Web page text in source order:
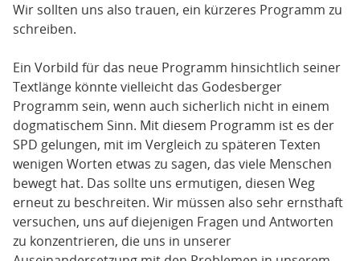
Wir sollten uns also trauen, ein kürzeres Programm zu
schreiben.
Ein Vorbild für das neue Programm hinsichtlich seiner
Textlänge könnte vielleicht das Godesberger
Programm sein, wenn auch sicherlich nicht in einem
dogmatischem Sinn. Mit diesem Programm ist es der
SPD gelungen, mit im Vergleich zu späteren Texten
wenigen Worten etwas zu sagen, das viele Menschen
bewegt hat. Das sollte uns ermutigen, diesen Weg
erneut zu beschreiten. Wir müssen also sehr ernsthaft
versuchen, uns auf diejenigen Fragen und Antworten
zu konzentrieren, die uns in unserer